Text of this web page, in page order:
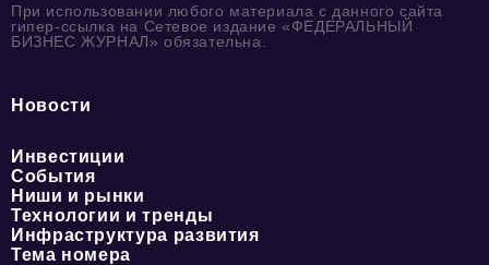
При использовании любого материала с данного сайта
гипер-ссылка на Сетевое издание «ФЕДЕРАЛЬНЫЙ
БИЗНЕС ЖУРНАЛ» обязательна.
Новости
Инвестиции
События
Ниши и рынки
Технологии и тренды
Инфраструктура развития
Тема номера